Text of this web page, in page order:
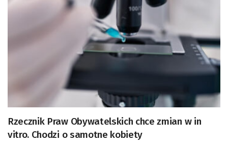
Rzecznik Praw Obywatelskich chce zmian w in
vitro. Chodzi o samotne kobiety